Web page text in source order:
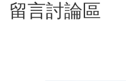
留言討論區